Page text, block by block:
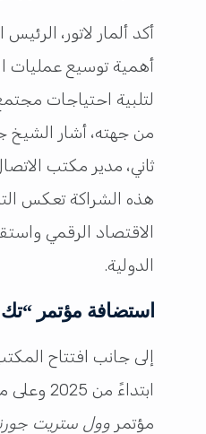
أكد ألمار لاتور،
أهمية توسيع عمليات
لتلبية احتياجات
من جهته، أشار
ثاني، مدير مكتب
هذه الشراكة تعكس
الاقتصاد الرقمي
الدولية.
استضافة مؤتمر
إلى جانب افتتاح
ابتداءً
مؤتمر وول ستريت